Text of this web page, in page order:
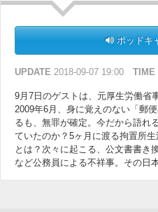
ポッドキ
UPDATE 2018-09-07 19:00 TIME
9月7日のゲストは、元厚生労働省
2009年6月、身に覚えのない「郵
るも、無罪が確定。今だから語れ
ていたのか？5ヶ月に渡る拘置所
とは？次々に起こる、公文書書き
など公務員による不祥事。その日